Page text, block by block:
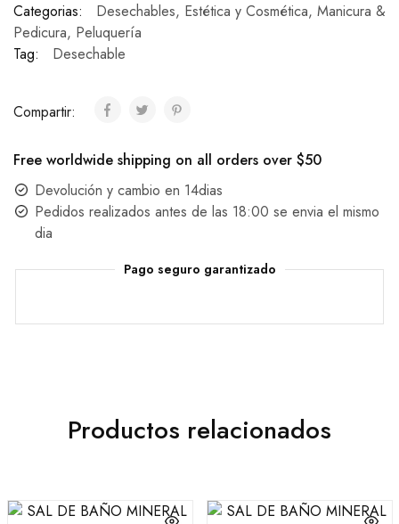
Categorias: Desechables, Estética y Cosmética, Manicura &
Pedicura, Peluquería
Tag:
Desechable
Compartir:
Free worldwide shipping on all orders over $50
Devolución y cambio en 14dias
Pedidos realizados antes de las 18:00 se envia el mismo
dia
Pago seguro garantizado
Productos relacionados